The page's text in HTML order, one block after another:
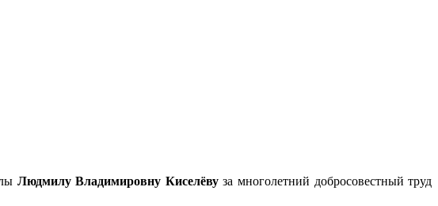
Людмилу Владимировну Киселёвуза многолетний добросовестный труд